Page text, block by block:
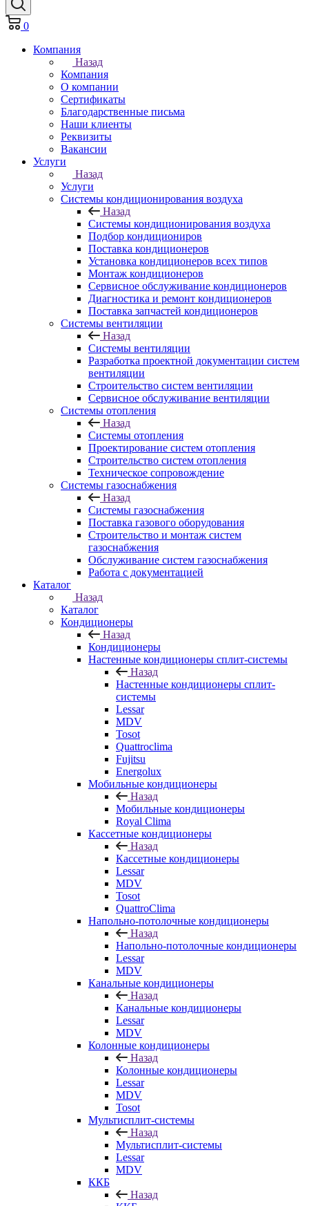
0
Компания
Назад
Компания
О компании
Сертификаты
Благодарственные письма
Наши клиенты
Реквизиты
Вакансии
Услуги
Назад
Услуги
Системы кондиционирования воздуха
Назад
Системы кондиционирования воздуха
Подбор кондициониров
Поставка кондиционеров
Установка кондиционеров всех типов
Монтаж кондиционеров
Сервисное обслуживание кондиционеров
Диагностика и ремонт кондиционеров
Поставка запчастей кондиционеров
Системы вентиляции
Назад
Системы вентиляции
Разработка проектной документации систем
вентиляции
Строительство систем вентиляции
Сервисное обслуживание вентиляции
Системы отопления
Назад
Системы отопления
Проектирование систем отопления
Строительство систем отопления
Техническое сопровождение
Системы газоснабжения
Назад
Системы газоснабжения
Поставка газового оборудования
Строительство и монтаж систем
газоснабжения
Обслуживание систем газоснабжения
Работа с документацией
Каталог
Назад
Каталог
Кондиционеры
Назад
Кондиционеры
Настенные кондиционеры сплит-системы
Назад
Настенные кондиционеры сплит-
системы
Lessar
MDV
Tosot
Quattroclima
Fujitsu
Energolux
Мобильные кондиционеры
Назад
Мобильные кондиционеры
Royal Clima
Кассетные кондиционеры
Назад
Кассетные кондиционеры
Lessar
MDV
Tosot
QuattroClima
Напольно-потолочные кондиционеры
Назад
Напольно-потолочные кондиционеры
Lessar
MDV
Канальные кондиционеры
Назад
Канальные кондиционеры
Lessar
MDV
Колонные кондиционеры
Назад
Колонные кондиционеры
Lessar
MDV
Tosot
Мультисплит-системы
Назад
Мультисплит-системы
Lessar
MDV
ККБ
Назад